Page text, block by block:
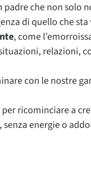
padre che non solo
di quello che sta
, come
relazioni,
con le nostre
per ricominciare a
energie o